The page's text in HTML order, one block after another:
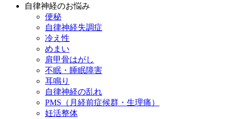
自律神経のお悩み
便秘
自律神経失調症
冷え性
めまい
肩甲骨はがし
不眠・睡眠障害
耳鳴り
自律神経の乱れ
PMS（月経前症候群・生理痛）
妊活整体